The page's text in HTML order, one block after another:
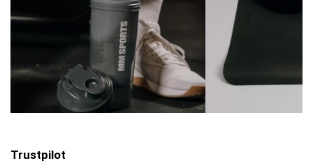
Trustpilot